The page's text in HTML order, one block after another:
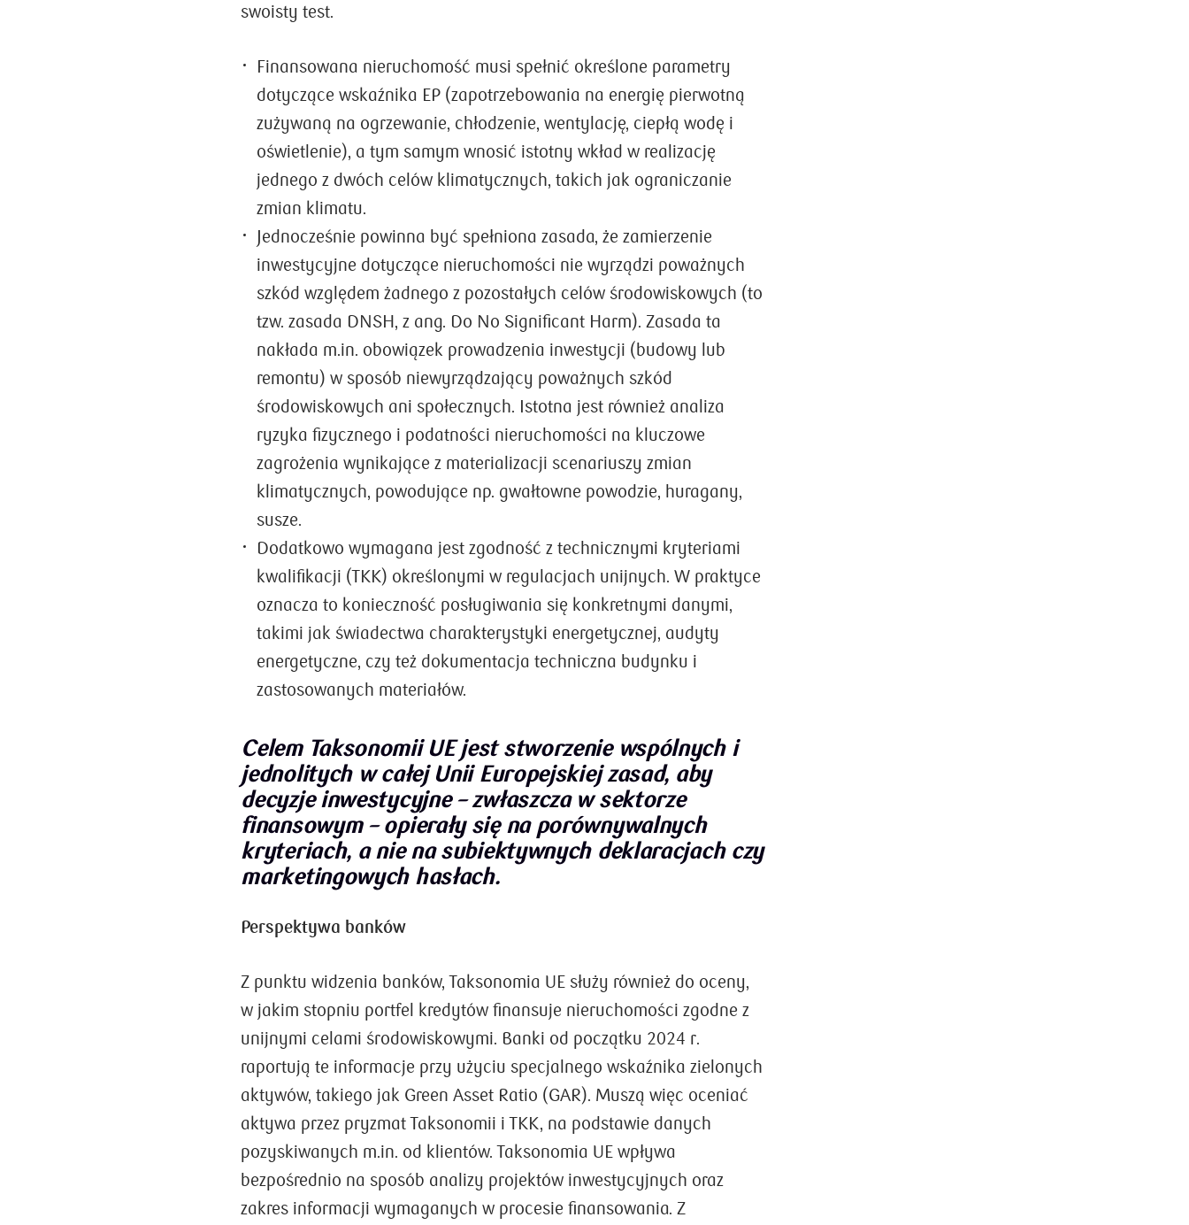
swoisty test.
Finansowana nieruchomość musi spełnić określone parametry
dotyczące wskaźnika EP (zapotrzebowania na energię pierwotną
zużywaną na ogrzewanie, chłodzenie, wentylację, ciepłą wodę i
oświetlenie), a tym samym wnosić istotny wkład w realizację
jednego z dwóch celów klimatycznych, takich jak ograniczanie
zmian klimatu.
Jednocześnie powinna być spełniona zasada, że zamierzenie
inwestycyjne dotyczące nieruchomości nie wyrządzi poważnych
szkód względem żadnego z pozostałych celów środowiskowych (to
tzw. zasada DNSH, z ang. Do No Significant Harm). Zasada ta
nakłada m.in. obowiązek prowadzenia inwestycji (budowy lub
remontu) w sposób niewyrządzający poważnych szkód
środowiskowych ani społecznych. Istotna jest również analiza
ryzyka fizycznego i podatności nieruchomości na kluczowe
zagrożenia wynikające z materializacji scenariuszy zmian
klimatycznych, powodujące np. gwałtowne powodzie, huragany,
susze.
Dodatkowo wymagana jest zgodność z technicznymi kryteriami
kwalifikacji (TKK) określonymi w regulacjach unijnych. W praktyce
oznacza to konieczność posługiwania się konkretnymi danymi,
takimi jak świadectwa charakterystyki energetycznej, audyty
energetyczne, czy też dokumentacja techniczna budynku i
zastosowanych materiałów.
Celem Taksonomii UE jest stworzenie wspólnych i
jednolitych w całej Unii Europejskiej zasad, aby
decyzje inwestycyjne – zwłaszcza w sektorze
finansowym – opierały się na porównywalnych
kryteriach, a nie na subiektywnych deklaracjach czy
marketingowych hasłach.
Perspektywa banków
Z punktu widzenia banków, Taksonomia UE służy również do oceny,
w jakim stopniu portfel kredytów finansuje nieruchomości zgodne z
unijnymi celami środowiskowymi. Banki od początku 2024 r.
raportują te informacje przy użyciu specjalnego wskaźnika zielonych
aktywów, takiego jak Green Asset Ratio (GAR). Muszą więc oceniać
aktywa przez pryzmat Taksonomii i TKK, na podstawie danych
pozyskiwanych m.in. od klientów. Taksonomia UE wpływa
bezpośrednio na sposób analizy projektów inwestycyjnych oraz
zakres informacji wymaganych w procesie finansowania. Z